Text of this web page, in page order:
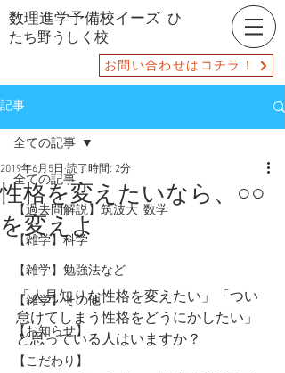
数理進学予備校イーズ ひ
たち野うしく校
お問い合わせはコチラ！
記事
全ての記事
【過去問解説】筑波大_数学
【雑学】科学
【雑学】勉強法など
【雑学】その他
【お知らせ】
【こだわり】
全ての記事
性格を変えたいなら、○○
を変えよ
2019年6月5日 読了時間: 2分
「人見知りな性格を変えたい」「つい
怠けてしまう性格をどうにかしたい」
と思っている人はいますか？